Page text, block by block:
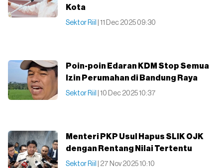
Kota
Sektor Riil | 11 Dec 2025 09:30
Poin-poin Edaran KDM Stop Semua
Izin Perumahan di Bandung Raya
Sektor Riil | 10 Dec 2025 10:37
Menteri PKP Usul Hapus SLIK OJK
dengan Rentang Nilai Tertentu
Sektor Riil | 27 Nov 2025 10:10